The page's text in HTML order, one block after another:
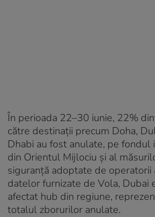
În perioada 22–30 iunie, 22%
către destinații precum Doha,
Dhabi au fost anulate, pe fondul
din Orientul Mijlociu și al
siguranță adoptate de operatorii
datelor furnizate de Vola, Dubai
afectat hub din regiune,
totalul zborurilor anulate.